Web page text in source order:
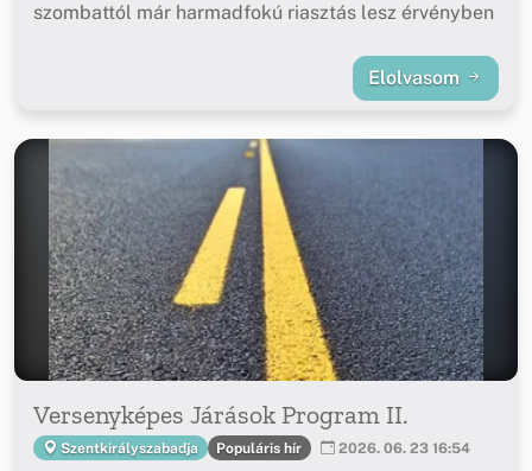
szombattól már harmadfokú riasztás lesz érvényben
Elolvasom
Versenyképes Járások Program II.
Szentkirályszabadja Populáris hír 2026. 06. 23 16:54